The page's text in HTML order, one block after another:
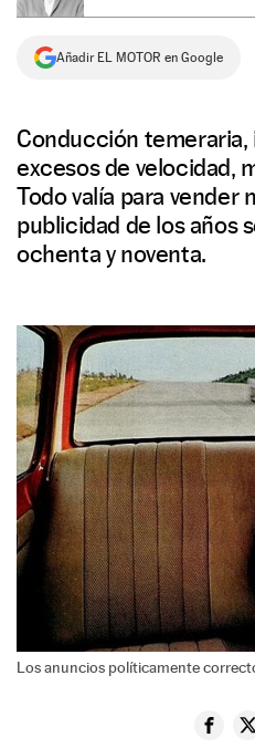
Añadir EL MOTOR en Google
Conducción temeraria,
excesos de velocidad,
Todo valía para vender
publicidad de los años
ochenta y noventa.
Los anuncios políticamente